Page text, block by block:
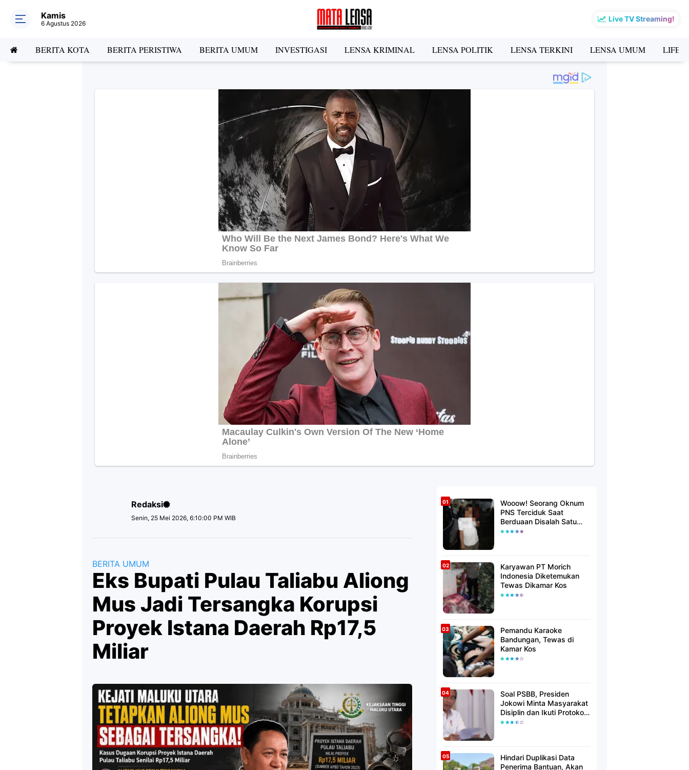
Live TV Streaming!
Kamis
6 Agustus 2026
BERITA KOTA BERITA PERISTIWA BERITA UMUM INVESTIGASI LENSA KRIMINAL LENSA POLITIK LENSA TERKINI LENSA UMUM
Redaksi
Senin, 25 Mei 2026, 6:10:00 PM WIB
BERITA UMUM
Eks Bupati Pulau Taliabu Aliong
Mus Jadi Tersangka Korupsi
Proyek Istana Daerah Rp17,5
Miliar
Wooow! Seorang Oknum
PNS Terciduk Saat
Berduaan Disalah Satu
Kamar Hotel Salatiga
Karyawan PT Morich
Indonesia Diketemukan
Tewas Dikamar Kos
Pemandu Karaoke
Bandungan, Tewas di
Kamar Kos
Soal PSBB, Presiden
Jokowi Minta Masyarakat
Disiplin dan Ikuti Protokol
Kesehatan
Hindari Duplikasi Data
Penerima Bantuan, Akan